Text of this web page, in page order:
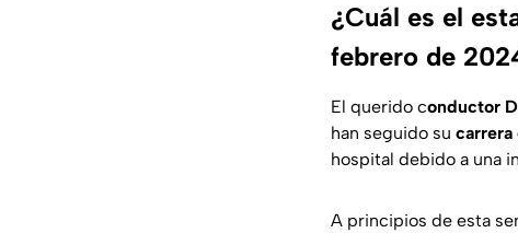
¿Cuál es el
febrero de
El querido conductor
han seguido su carrera
hospital debido a una
A principios de esta